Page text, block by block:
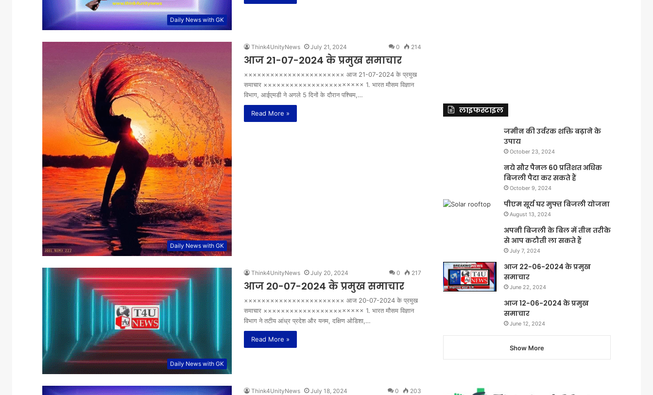
Daily News with GK
Daily News with GK
Think4UnityNews July 21, 2024 0 214
आज 21-07-2024 के प्रमुख समाचार
××××××××××××××××××××××× आज 21-07-2024 के प्रमुख
समाचार ××××××××××××××××××××××× 1. भारत मौसम विज्ञान
विभाग, आईएमडी ने अगले 5 दिनों के दौरान पश्चिम,…
Read More »
Daily News with GK
Think4UnityNews July 20, 2024 0 217
आज 20-07-2024 के प्रमुख समाचार
××××××××××××××××××××××× आज 20-07-2024 के प्रमुख
समाचार ××××××××××××××××××××××× 1. भारत मौसम विज्ञान
विभाग ने तटीय आंध्र प्रदेश और यनम, दक्षिण ओडिशा,…
Read More »
Think4UnityNews July 18, 2024 0 203
लाइफस्टाइल
जमीन की उर्वरक शक्ति बढ़ाने के
उपाय
October 23, 2024
नये सौर पैनल 60 प्रतिशत अधिक
बिजली पैदा कर सकते हैं
October 9, 2024
पीएम सूर्य घर मुफ्त बिजली योजना
August 13, 2024
अपनी बिजली के बिल में तीन तरीके
से आप कटौती ला सकते हैं
July 7, 2024
आज 22-06-2024 के प्रमुख
समाचार
June 22, 2024
आज 12-06-2024 के प्रमुख
समाचार
June 12, 2024
Show More